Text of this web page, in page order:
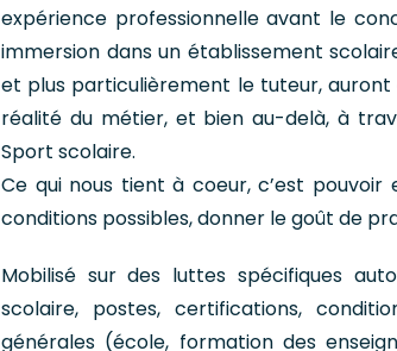
expérience professionnelle avant le
immersion dans un établissement
et plus particulièrement le tuteur,
réalité du métier, et bien au-delà, à
Sport scolaire.
Ce qui nous tient à coeur, c’est pouvoir
conditions possibles, donner le goût de
Mobilisé sur des luttes spécifiques
scolaire, postes, certifications,
générales (école, formation des